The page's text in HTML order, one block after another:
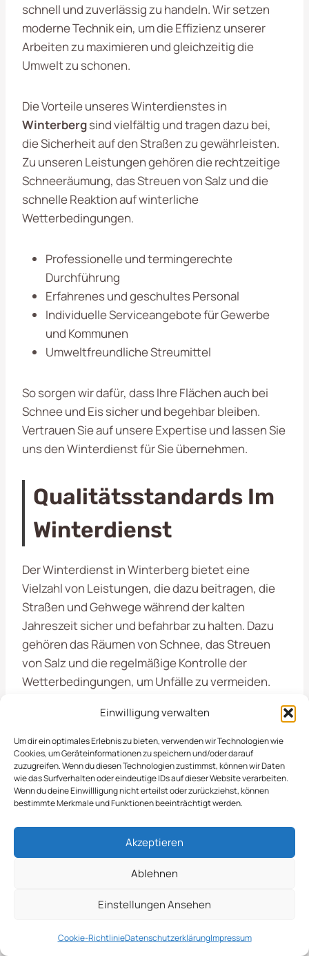
Einwilligung verwalten
Um dir ein optimales Erlebnis zu bieten, verwenden wir Technologien wie
Cookies, um Geräteinformationen zu speichern und/oder darauf
zuzugreifen. Wenn du diesen Technologien zustimmst, können wir Daten
wie das Surfverhalten oder eindeutige IDs auf dieser Website verarbeiten.
Wenn du deine Einwillligung nicht erteilst oder zurückziehst, können
bestimmte Merkmale und Funktionen beeinträchtigt werden.
Akzeptieren
Ablehnen
Einstellungen Ansehen
Cookie-RichtlinieDatenschutzerklärungImpressum
schnell und zuverlässig zu handeln. Wir setzen
moderne Technik ein, um die Effizienz unserer
Arbeiten zu maximieren und gleichzeitig die
Umwelt zu schonen.
Die Vorteile unseres Winterdienstes in
Winterbergsind vielfältig und tragen dazu bei,
die Sicherheit auf den Straßen zu gewährleisten.
Zu unseren Leistungen gehören die rechtzeitige
Schneeräumung, das Streuen von Salz und die
schnelle Reaktion auf winterliche
Wetterbedingungen.
Professionelle und termingerechte
Durchführung
Erfahrenes und geschultes Personal
Individuelle Serviceangebote für Gewerbe
und Kommunen
Umweltfreundliche Streumittel
So sorgen wir dafür, dass Ihre Flächen auch bei
Schnee und Eis sicher und begehbar bleiben.
Vertrauen Sie auf unsere Expertise und lassen Sie
uns den Winterdienst für Sie übernehmen.
Qualitätsstandards Im
Winterdienst
Der Winterdienst in Winterberg bietet eine
Vielzahl von Leistungen, die dazu beitragen, die
Straßen und Gehwege während der kalten
Jahreszeit sicher und befahrbar zu halten. Dazu
gehören das Räumen von Schnee, das Streuen
von Salz und die regelmäßige Kontrolle der
Wetterbedingungen, um Unfälle zu vermeiden.
Qualitätssicherung &
Dokumentation
In der kalten Jahreszeit ist derWinterdienst in
insbesondere für Gewerbe und Kommunen. Wir
sorgen dafür, dass Straßen, Parkplätze und
Gehwege schneefrei bleiben und sicher
moderne Techniken und Geräte ein, um die
Herausforderungen des Winters effektiv zu